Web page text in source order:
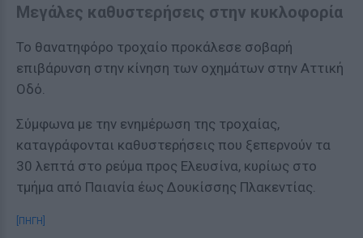
Μεγάλες καθυστερήσεις στην κυκλοφορία
Το θανατηφόρο τροχαίο προκάλεσε σοβαρή
επιβάρυνση στην κίνηση των οχημάτων στην Αττική
Οδό.
Σύμφωνα με την ενημέρωση της τροχαίας,
καταγράφονται καθυστερήσεις που ξεπερνούν τα
30 λεπτά στο ρεύμα προς Ελευσίνα, κυρίως στο
τμήμα από Παιανία έως Δουκίσσης Πλακεντίας.
[ΠΗΓΗ]